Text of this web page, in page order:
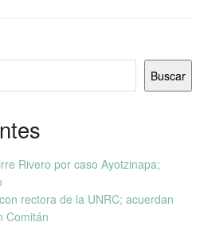
Buscar
Rivero por caso Ayotzinapa;
rectora de la UNRC; acuerdan
Comitán